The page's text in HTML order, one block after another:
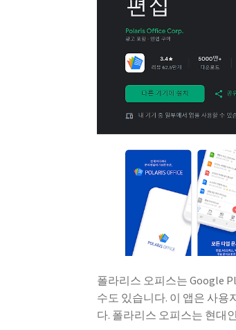
폴라리스 오피스는 Google
수도 있습니다. 이 앱은 사
다. 폴라리스 오피스는 현대